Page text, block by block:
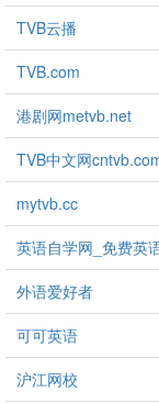
TVB云播
TVB.com
港剧网metvb.net
TVB中文网
mytvb.cc
英语自学网_免费英
外语爱好者
可可英语
沪江网校